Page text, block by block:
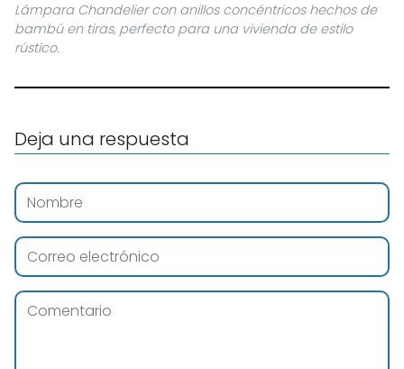
Lámpara Chandelier con anillos concéntricos hechos de
bambú en tiras, perfecto para una vivienda de estilo
rústico.
Deja una respuesta